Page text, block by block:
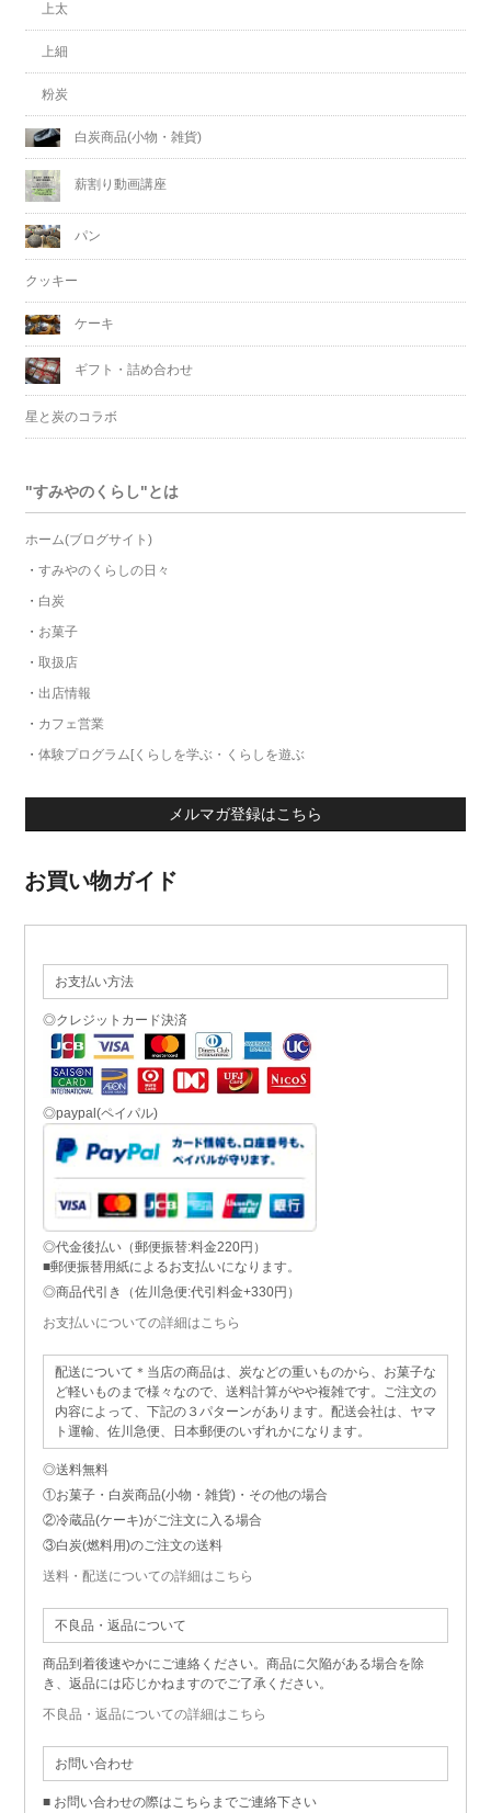
上太
上細
粉炭
白炭商品(小物・雑貨)
薪割り動画講座
パン
クッキー
ケーキ
ギフト・詰め合わせ
星と炭のコラボ
"すみやのくらし"とは
ホーム(ブログサイト)
・ すみやのくらしの日々
・ 白炭
・ お菓子
・ 取扱店
・ 出店情報
・ カフェ営業
・ 体験プログラム[くらしを学ぶ・くらしを遊ぶ
メルマガ登録はこちら
お買い物ガイド
お支払い方法
◎クレジットカード決済
◎paypal(ペイパル)
◎代金後払い（郵便振替:料金220円）
■郵便振替用紙によるお支払いになります。
◎商品代引き（佐川急便:代引料金+330円）
お支払いについての詳細はこちら
配送について＊当店の商品は、炭などの重いものから、お菓子な
ど軽いものまで様々なので、送料計算がやや複雑です。ご注文の
内容によって、下記の３パターンがあります。配送会社は、ヤマ
ト運輸、佐川急便、日本郵便のいずれかになります。
◎送料無料
①お菓子・白炭商品(小物・雑貨)・その他の場合
②冷蔵品(ケーキ)がご注文に入る場合
③白炭(燃料用)のご注文の送料
送料・配送についての詳細はこちら
不良品・返品について
商品到着後速やかにご連絡ください。商品に欠陥がある場合を除
き、返品には応じかねますのでご了承ください。
不良品・返品についての詳細はこちら
お問い合わせ
■ お問い合わせの際はこちらまでご連絡下さい